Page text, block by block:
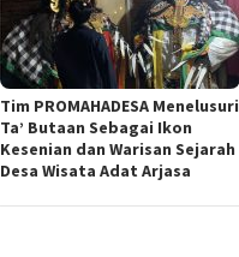
Tim PROMAHADESA Menelusuri
Ta’ Butaan Sebagai Ikon
Kesenian dan Warisan Sejarah
Desa Wisata Adat Arjasa